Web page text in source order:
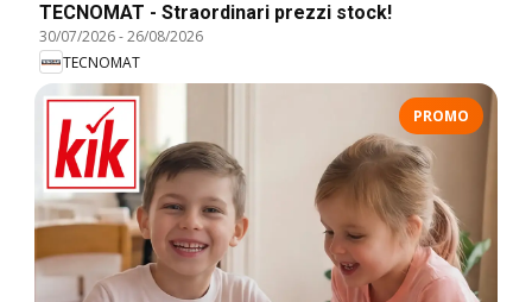
TECNOMAT - Straordinari prezzi stock!
30/07/2026-26/08/2026
TECNOMAT
PROMO